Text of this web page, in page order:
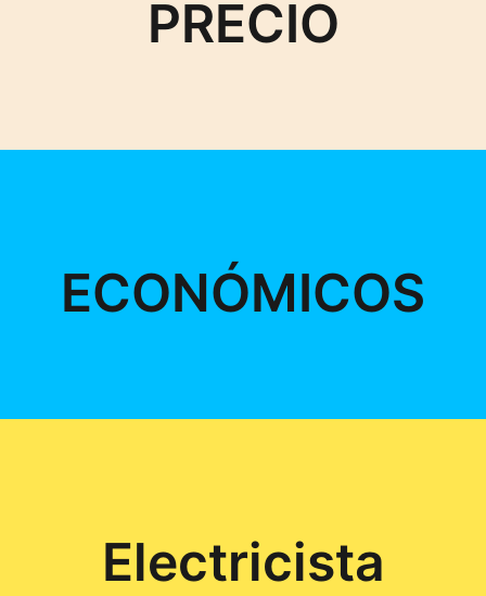
PRECIO
ECONÓMICOS
Electricista